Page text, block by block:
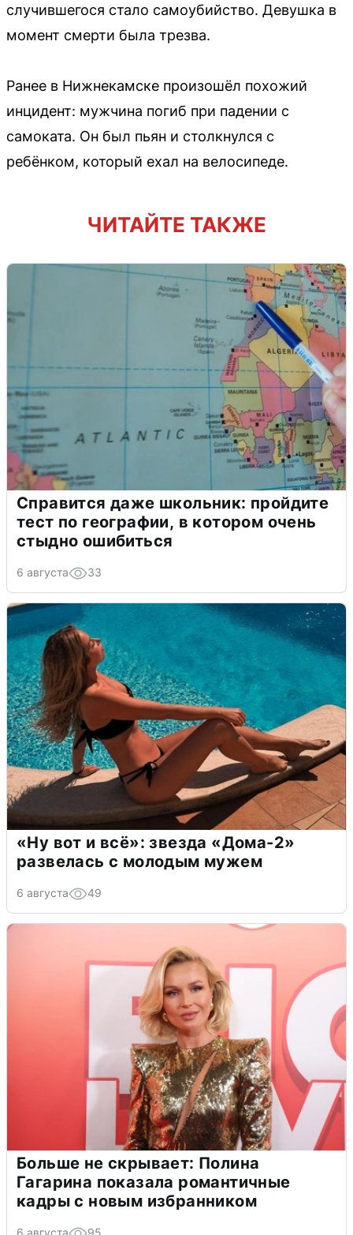
случившегося стало самоубийство. Девушка в
момент смерти была трезва.
Ранее в Нижнекамске произошёл похожий
инцидент: мужчина погиб при падении с
самоката. Он был пьян и столкнулся с
ребёнком, который ехал на велосипеде.
ЧИТАЙТЕ ТАКЖЕ
Справится даже школьник: пройдите
тест по географии, в котором очень
стыдно ошибиться
6 августа 33
«Ну вот и всё»: звезда «Дома-2»
развелась с молодым мужем
6 августа 49
Больше не скрывает: Полина
Гагарина показала романтичные
кадры с новым избранником
6 августа 95